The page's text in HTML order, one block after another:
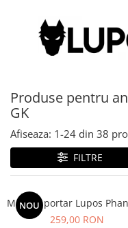
Produse
Manusi portar marimea 5
Manusi portar Marimea 6
Manusi portar marimea 7
Manusi portar marimea 8
Manusi portar marimea 9
Manusi portar marimea
Accesorii pentru
Produse pentru
GK
Afiseaza: 1-24 din 38
FILTRE
NOU
Manusi portar Lupos
259,00 RON